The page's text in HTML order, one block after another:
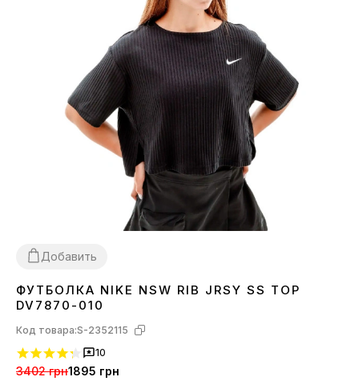
Добавить
XS SML
ФУТБОЛКА NIKE NSW RIB JRSY SS TOP
DV7870-010
Код товара:S-2352115
10
3402 грн1895 грн